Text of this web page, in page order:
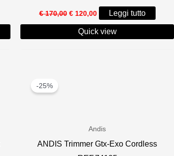
€170,00 Il
prezzo
originale
era:
€120,00Il
prezzo
attuale
è:
Leggi tutto
Quick view
-25%
Andis
ANDIS Trimmer Gtx-Exo Cordless